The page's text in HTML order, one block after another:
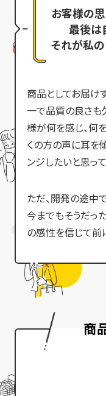
お客様の思
最後は
それが私の
商品としてお届け
一で品質の良さも
様が何を感じ、何
くの方の声に耳を
ンジしたいと思っ
ただ、開発の途中
今までもそうだっ
の感性を信じて前
商